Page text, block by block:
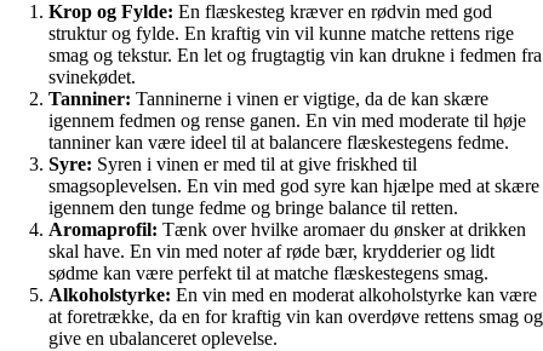
Krop og Fylde: En flæskesteg kræver en rødvin med god
struktur og fylde. En kraftig vin vil kunne matche rettens rige
smag og tekstur. En let og frugtagtig vin kan drukne i fedmen fra
svinekødet.
Tanniner: Tanninerne i vinen er vigtige, da de kan skære
igennem fedmen og rense ganen. En vin med moderate til høje
tanniner kan være ideel til at balancere flæskestegens fedme.
Syre: Syren i vinen er med til at give friskhed til
smagsoplevelsen. En vin med god syre kan hjælpe med at skære
igennem den tunge fedme og bringe balance til retten.
Aromaprofil: Tænk over hvilke aromaer du ønsker at drikken
skal have. En vin med noter af røde bær, krydderier og lidt
sødme kan være perfekt til at matche flæskestegens smag.
Alkoholstyrke: En vin med en moderat alkoholstyrke kan være
at foretrække, da en for kraftig vin kan overdøve rettens smag og
give en ubalanceret oplevelse.